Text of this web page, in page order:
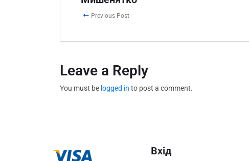
Previous Post
Leave a Reply
You must be logged in to post a comment.
Вхід